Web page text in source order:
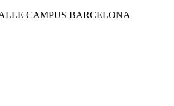
CAMPUS BARCELONA